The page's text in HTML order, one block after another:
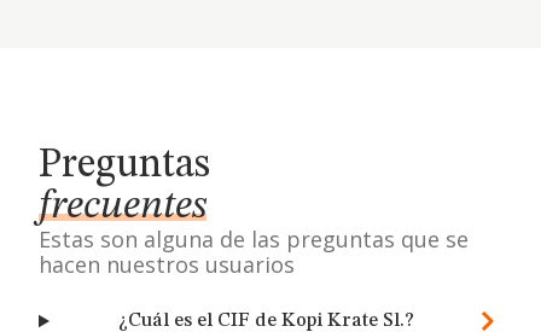
Preguntas
frecuentes
Estas son alguna de las preguntas que se
hacen nuestros usuarios
¿Cuál es el CIF de Kopi Krate Sl.?